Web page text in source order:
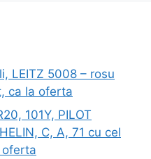
LEITZ 5008 – rosu
ca la oferta
101Y, PILOT
C, A, 71 cu cel
oferta